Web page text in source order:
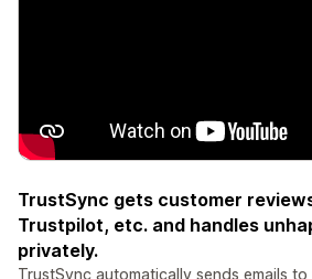
TrustSync gets customer
Trustpilot, etc. and handles
privately.
TrustSync automatically sends emails